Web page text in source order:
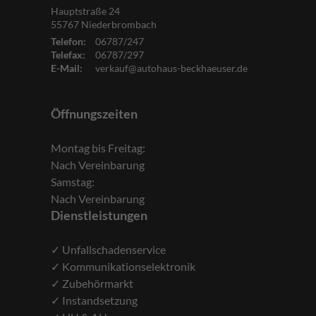
Hauptstraße 24
55767 Niederbrombach
Telefon:
06787/247
Telefax:
06787/297
E-Mail:
verkauf@autohaus-beckhaeuser.de
Öffnungszeiten
Montag bis Freitag:
Nach Vereinbarung
Samstag:
Nach Vereinbarung
Dienstleistungen
✓ Unfallschadenservice
✓ Kommunikationselektronik
✓ Zubehörmarkt
✓ Instandsetzung